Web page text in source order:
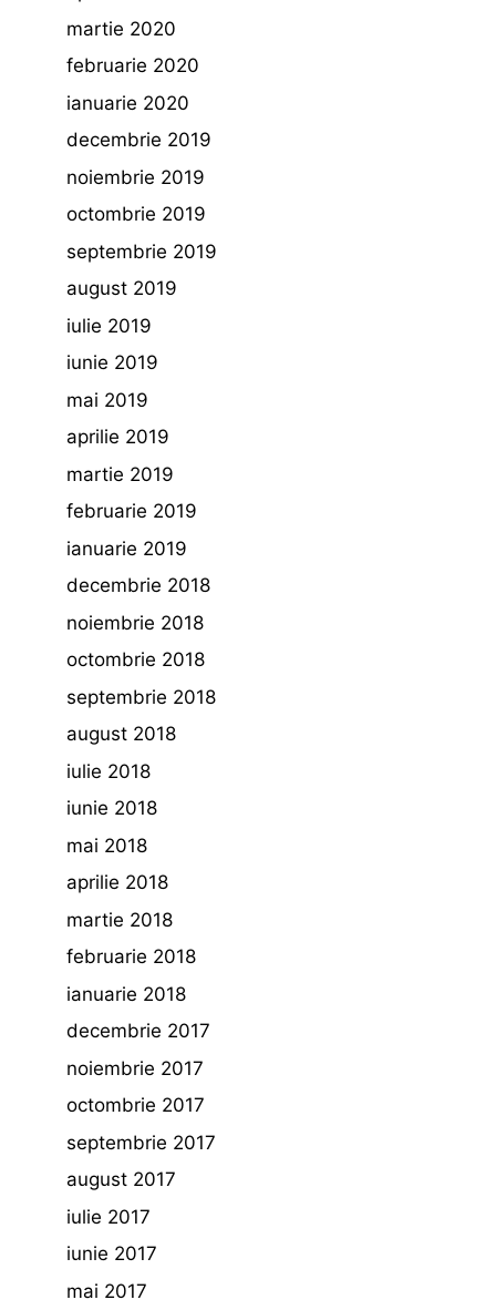
martie 2020
februarie 2020
ianuarie 2020
decembrie 2019
noiembrie 2019
octombrie 2019
septembrie 2019
august 2019
iulie 2019
iunie 2019
mai 2019
aprilie 2019
martie 2019
februarie 2019
ianuarie 2019
decembrie 2018
noiembrie 2018
octombrie 2018
septembrie 2018
august 2018
iulie 2018
iunie 2018
mai 2018
aprilie 2018
martie 2018
februarie 2018
ianuarie 2018
decembrie 2017
noiembrie 2017
octombrie 2017
septembrie 2017
august 2017
iulie 2017
iunie 2017
mai 2017